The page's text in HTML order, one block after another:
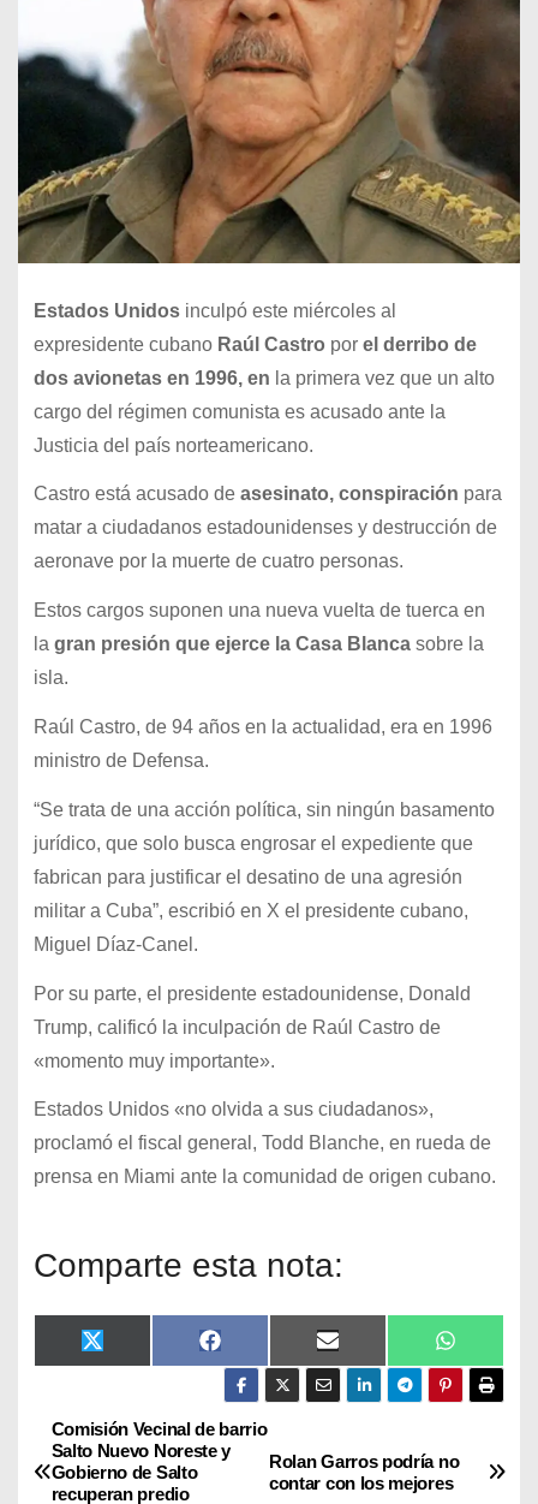
Estados Unidosinculpó este miércoles al
expresidente cubano Raúl Castro por el derribo de
dos avionetas en 1996, en la primera vez que un alto
cargo del régimen comunista es acusado ante la
Justicia del país norteamericano.
Castro está acusado de asesinato, conspiración para
matar a ciudadanos estadounidenses y destrucción de
aeronave por la muerte de cuatro personas.
Estos cargos suponen una nueva vuelta de tuerca en
la gran presión que ejerce la Casa Blancasobre la
isla.
Raúl Castro, de 94 años en la actualidad, era en 1996
ministro de Defensa.
“Se trata de una acción política, sin ningún basamento
jurídico, que solo busca engrosar el expediente que
fabrican para justificar el desatino de una agresión
militar a Cuba”, escribió en X el presidente cubano,
Miguel Díaz-Canel.
Por su parte, el presidente estadounidense, Donald
Trump, calificó la inculpación de Raúl Castro de
«momento muy importante».
Estados Unidos «no olvida a sus ciudadanos»,
proclamó el fiscal general, Todd Blanche, en rueda de
prensa en Miami ante la comunidad de origen cubano.
Comparte esta nota:
X
(
i
t
t
e
F
a
e
b
o
o
E
m
i
W
h
t
p
Rolan Garros podría no
contar con los mejores
Comisión Vecinal de barrio
Salto Nuevo Noreste y
Gobierno de Salto
recuperan predio